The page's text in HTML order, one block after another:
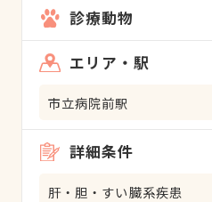
診療動物
エリア・駅
市立病院前駅
詳細条件
肝・胆・すい臓系疾患